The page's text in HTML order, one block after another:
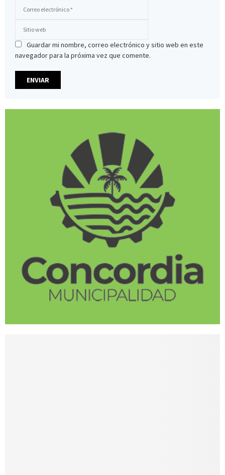
Guardar mi nombre, correo electrónico y sitio web en este
navegador para la próxima vez que comente.